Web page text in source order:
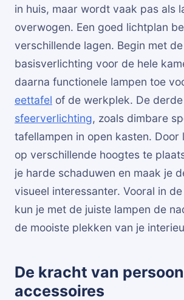
in huis, maar wordt vaak pas als
overwogen. Een goed lichtplan
verschillende lagen. Begin met de
basisverlichting voor de hele
daarna functionele lampen toe
eettafel of de werkplek. De
sfeerverlichting, zoals dimbare
tafellampen in open kasten. Door
op verschillende hoogtes te
je harde schaduwen en maak je
visueel interessanter. Vooral in
kun je met de juiste lampen de
de mooiste plekken van je
De kracht van
accessoires